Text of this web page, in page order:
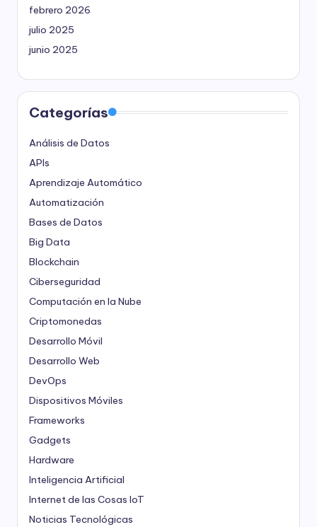
febrero 2026
julio 2025
junio 2025
Categorías
Análisis de Datos
APIs
Aprendizaje Automático
Automatización
Bases de Datos
Big Data
Blockchain
Ciberseguridad
Computación en la Nube
Criptomonedas
Desarrollo Móvil
Desarrollo Web
DevOps
Dispositivos Móviles
Frameworks
Gadgets
Hardware
Inteligencia Artificial
Internet de las Cosas IoT
Noticias Tecnológicas